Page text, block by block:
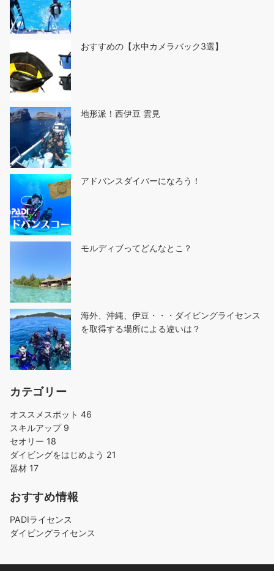
おすすめの【水中カメラバック3選】
地形派！西伊豆 雲見
アドバンスダイバーになろう！
モルディブってどんなとこ？
海外、沖縄、伊豆・・・ダイビングライセンス
を取得する場所による違いは？
カテゴリー
オススメスポット 46
スキルアップ 9
セオリー 18
ダイビングをはじめよう 21
器材 17
おすすめ情報
PADIライセンス
ダイビングライセンス